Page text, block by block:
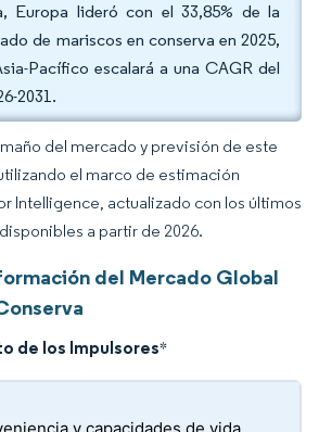
Europa lideró con el 33,85% de la
de mariscos en conserva en 2025,
Pacífico escalará a una CAGR del
2031.
del mercado y previsión de este
el marco de estimación
Intelligence, actualizado con los últimos
a partir de 2026.
del Mercado Global
de los Impulsores*